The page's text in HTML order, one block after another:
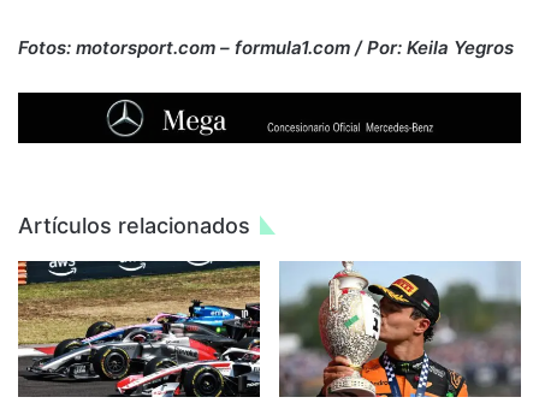
Fotos: motorsport.com – formula1.com / Por: Keila Yegros
Artículos relacionados